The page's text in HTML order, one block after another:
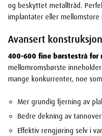
og beskyttet metalltråd.
implantater eller mellomstore
Avansert
400-600 fine børstestrå for
mellomromsbørste
mange konkurrenter, noe
Mer grundig fjerning av
Bedre dekning av
Effektiv rengjøring selv i